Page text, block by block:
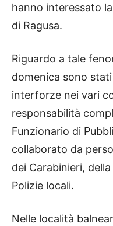
hanno interessato
di Ragusa.
Riguardo a tale
domenica sono
interforze nei vari
responsabilità
Funzionario di
collaborato da
dei Carabinieri,
Polizie locali.
Nelle località